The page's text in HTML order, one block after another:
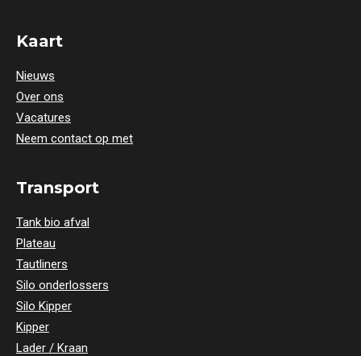
Kaart
Nieuws
Over ons
Vacatures
Neem contact op met
Transport
Tank bio afval
Plateau
Tautliners
Silo onderlossers
Silo Kipper
Kipper
Lader / Kraan